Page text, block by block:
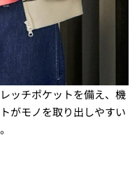
ッチポケットを備え、機
がモノを取り出しやすい